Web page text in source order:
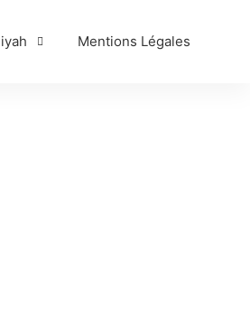
Mentions Légales